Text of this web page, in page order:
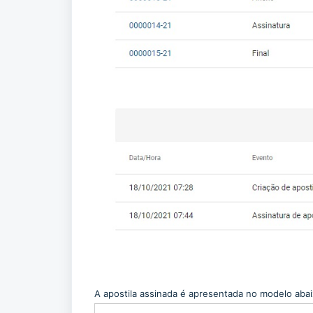
A apostila assinada é apresentada no modelo